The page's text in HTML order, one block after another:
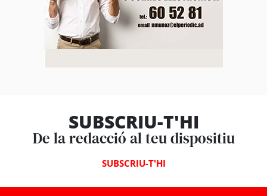
SUBSCRIU-T'HI
De la redacció al teu dispositiu
SUBSCRIU-T'HI